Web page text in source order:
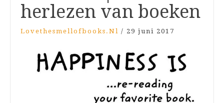
herlezen van boeken
Lovethesmellofbooks.nl / 29 juni 2017